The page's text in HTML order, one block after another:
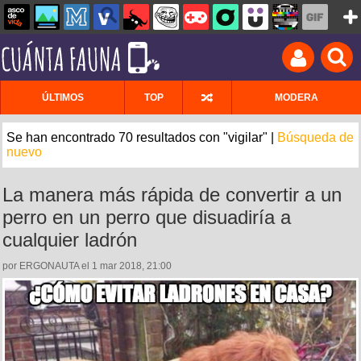
ÚLTIMOS TOP MODERA
Se han encontrado 70 resultados con "vigilar" |
Búsqueda de
nuevo
La manera más rápida de convertir a un
perro en un perro que disuadiría a
cualquier ladrón
por ERGONAUTA el 1 mar 2018, 21:00